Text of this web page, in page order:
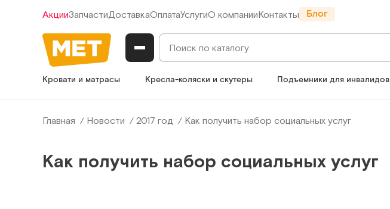
АкцииЗапчастиДоставкаОплатаУслугиО компанииКонтакты Блог
Кровати и матрасы Кресла-коляски и скутеры Подъемники для инвалидов
Главная Новости 2017 год Как получить набор социальных услуг
Как получить набор социальных услуг